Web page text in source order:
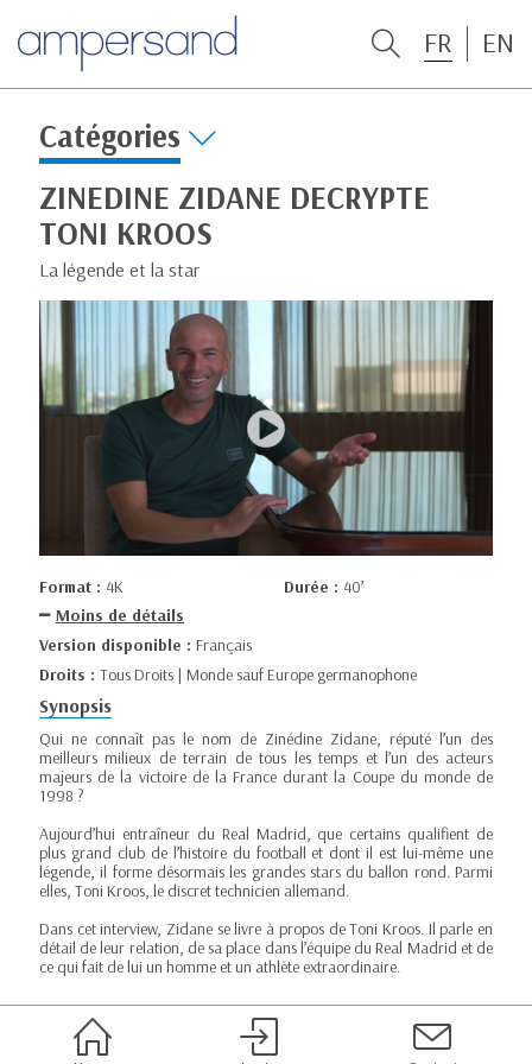
FR EN
Catégories
ZINEDINE ZIDANE DECRYPTE
TONI KROOS
La légende et la star
Format : 4K Durée : 40’
Moins de détails
Version disponible : Français
Droits : Tous Droits | Monde sauf Europe germanophone
Synopsis
Qui ne connaît pas le nom de Zinédine Zidane, réputé l’un des
meilleurs milieux de terrain de tous les temps et l’un des acteurs
majeurs de la victoire de la France durant la Coupe du monde de
1998 ?
Aujourd’hui entraîneur du Real Madrid, que certains qualifient de
plus grand club de l’histoire du football et dont il est lui-même une
légende, il forme désormais les grandes stars du ballon rond. Parmi
elles, Toni Kroos, le discret technicien allemand.
Dans cet interview, Zidane se livre à propos de Toni Kroos. Il parle en
détail de leur relation, de sa place dans l’équipe du Real Madrid et de
ce qui fait de lui un homme et un athlète extraordinaire.